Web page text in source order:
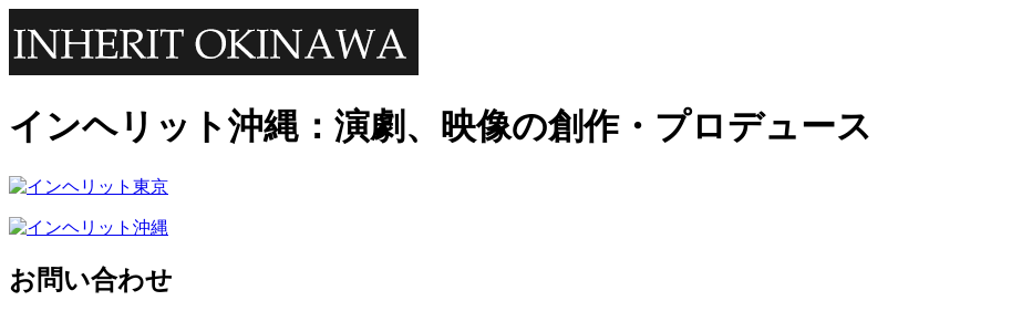
インヘリット沖縄：演劇、映像の創作・プロデュース
お問い合わせ